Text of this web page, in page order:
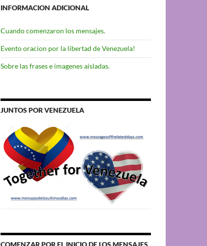
INFORMACION ADICIONAL
Cuando comenzaron los mensajes.
Evento oracion por la libertad de Venezuela!
Sobre las frases e imagenes aisladas.
JUNTOS POR VENEZUELA